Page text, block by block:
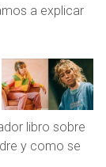
a explicar
libro sobre
y como se